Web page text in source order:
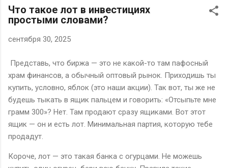
Что такое лот в инвестициях
простыми словами?
сентября 30, 2025
Представь, что биржа — это не какой-то там пафосный
храм финансов, а обычный оптовый рынок. Приходишь ты
купить, условно, яблок (это наши акции). Так вот, ты же не
будешь тыкать в ящик пальцем и говорить: «Отсыпьте мне
грамм 300»? Нет. Там продают сразу ящиками. Вот этот
ящик — он и есть лот. Минимальная партия, которую тебе
продадут.
Короче, лот — это такая банка с огурцами. Не можешь